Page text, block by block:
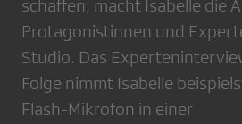
schaffen, macht Isabelle die
Protagonistinnen und
Studio. Das
Folge nimmt Isabelle
Flash-Mikrofon in einer